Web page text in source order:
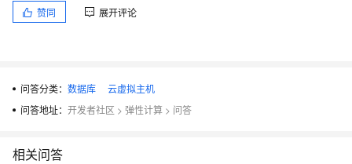
赞同 展开评论
问答分类： 数据库
云虚拟主机
问答地址： 开发者社区 > 弹性计算 > 问答
相关问答